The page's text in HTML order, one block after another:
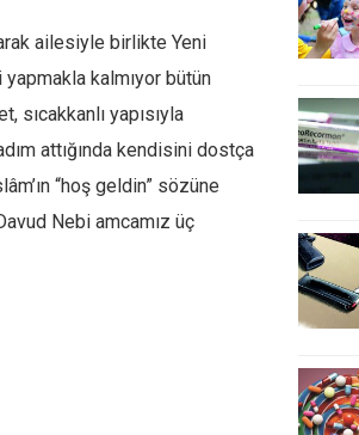
ailesiyle birlikte Yeni
kalmıyor bütün
yapısıyla
attığında kendisini dostça
“hoş geldin” sözüne
Nebi amcamız üç